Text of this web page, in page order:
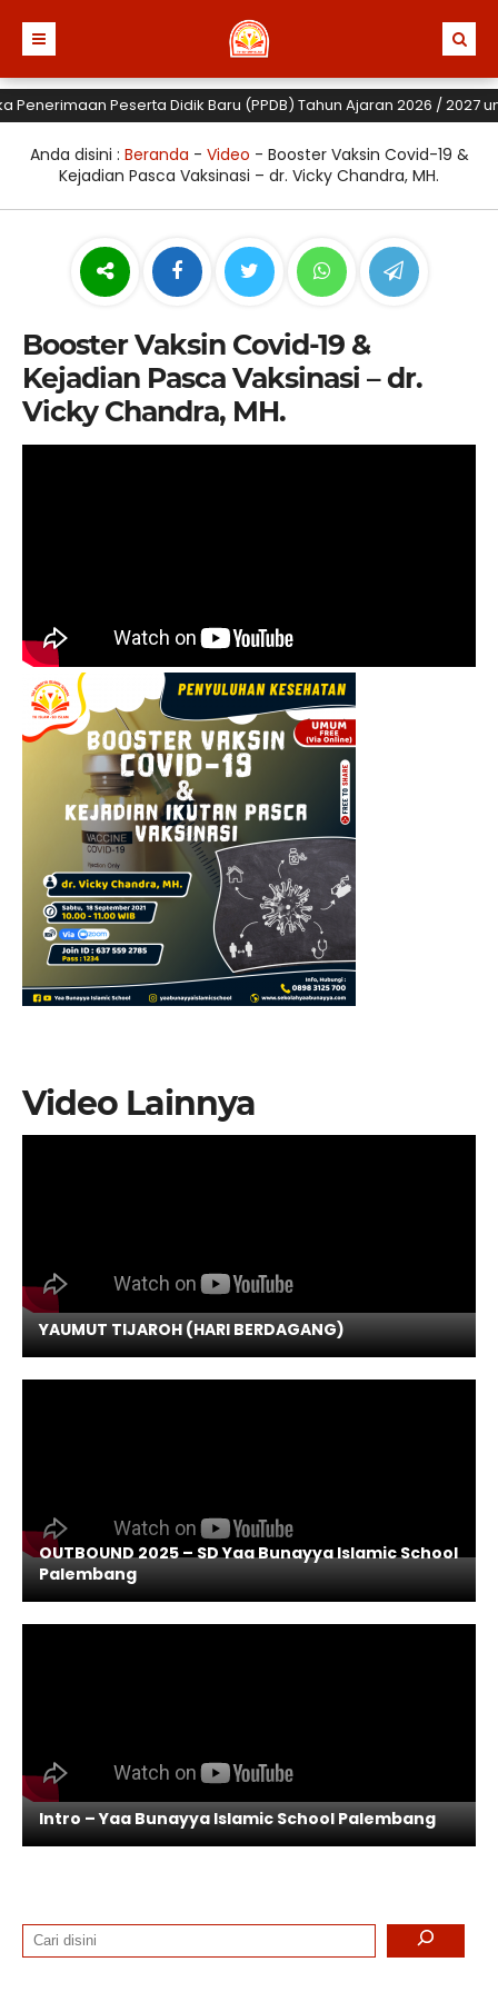
Peserta Didik Baru (PPDB) Tahun Ajaran 2026 / 2027
Anda disini : Beranda - Video - Booster Vaksin Covid-19 &
Kejadian Pasca Vaksinasi – dr. Vicky Chandra, MH.
Booster Vaksin Covid-19 &
Kejadian Pasca Vaksinasi – dr.
Vicky Chandra, MH.
Video Lainnya
YAUMUT TIJAROH (HARI BERDAGANG)
OUTBOUND 2025 – SD Yaa Bunayya Islamic School
Palembang
Intro – Yaa Bunayya Islamic School Palembang
Search